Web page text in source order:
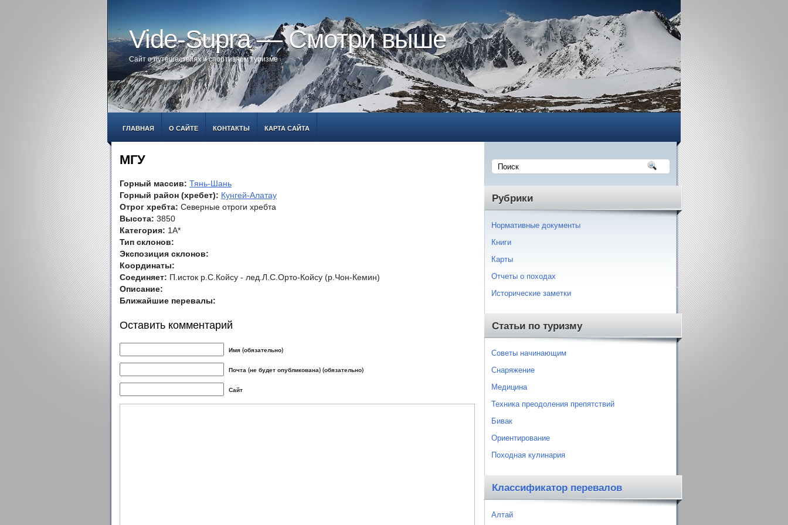
Vide-Supra — Смотри выше
Сайт о путешествиях и спортивном туризме
ГЛАВНАЯ О САЙТЕ КОНТАКТЫ КАРТА САЙТА
МГУ
Горный массив: Тянь-Шань
Горный район (хребет): Кунгей-Алатау
Отрог хребта: Северные отроги хребта
Высота: 3850
Категория: 1А*
Тип склонов:
Экспозиция склонов:
Координаты:
Соединяет: П.исток р.С.Койсу - лед.Л.С.Орто-Койсу (р.Чон-Кемин)
Описание:
Ближайшие перевалы:
Оставить комментарий
Имя (обязательно)
Почта (не будет опубликована) (обязательно)
Сайт
Рубрики
Нормативные документы
Книги
Карты
Отчеты о походах
Исторические заметки
Статьи по туризму
Советы начинающим
Снаряжение
Медицина
Техника преодоления препятствий
Бивак
Ориентирование
Походная кулинария
Классификатор перевалов
Алтай